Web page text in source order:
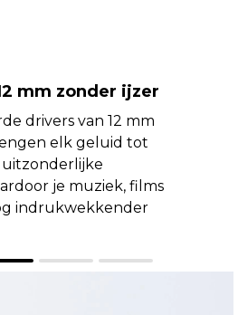
mm zonder ijzer
drivers van 12 mm
elk geluid tot
uitzonderlijke
je muziek, films
indrukwekkender